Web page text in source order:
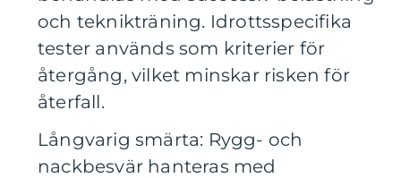
och teknikträning. Idrottsspecifika
tester används som kriterier för
återgång, vilket minskar risken för
återfall.
Långvarig smärta: Rygg- och
nackbesvär hanteras med